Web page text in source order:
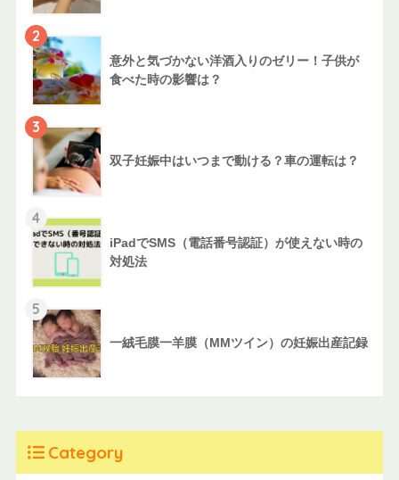
2
意外と気づかない洋酒入りのゼリー！子供が
食べた時の影響は？
3
双子妊娠中はいつまで動ける？車の運転は？
4
iPadでSMS（電話番号認証）が使えない時の
対処法
5
一絨毛膜一羊膜（MMツイン）の妊娠出産記録
Category